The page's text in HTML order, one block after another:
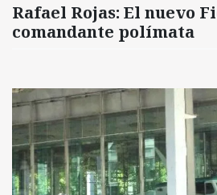
Rafael Rojas: El nuevo
comandante polímata